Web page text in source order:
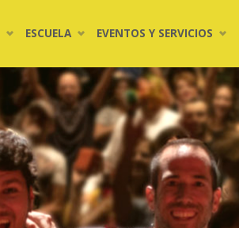
ESCUELA EVENTOS Y SERVICIOS